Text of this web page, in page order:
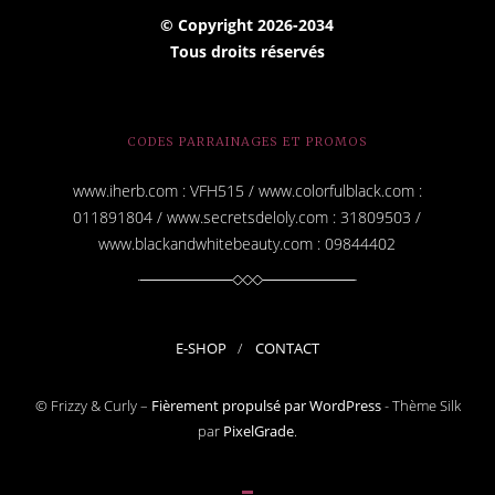
i
© Copyright2026-2034
Tous droits réservés
CODES PARRAINAGES ET PROMOS
www.iherb.com : VFH515 / www.colorfulblack.com :
011891804 / www.secretsdeloly.com : 31809503 /
www.blackandwhitebeauty.com : 09844402
E-SHOP CONTACT
© Frizzy & Curly – Fièrement propulsé par WordPress-Thème Silk
par PixelGrade.